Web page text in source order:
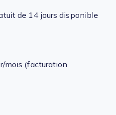
de 14 jours disponible
mois (facturation